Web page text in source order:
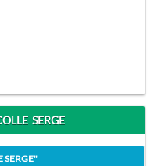
SERGE
SERGE"